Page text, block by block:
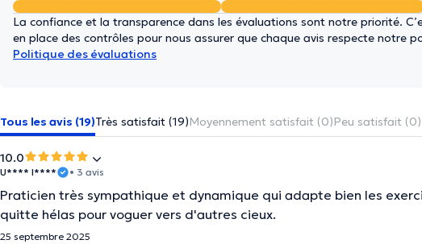
La confiance et la transparence dans les évaluations sont notre priorité.
en place des contrôles pour nous assurer que chaque avis respecte notre
Politique des évaluations
Tous les avis (19)Très satisfait (19)Moyennement satisfait (0)Peu satisfait (0)
10.0
U**** I**** • 3 avis
Praticien très sympathique et dynamique qui adapte bien les
quitte hélas pour voguer vers d'autres cieux.
25 septembre 2025